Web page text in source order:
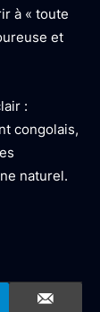
à « toute
et
:
congolais,
naturel.